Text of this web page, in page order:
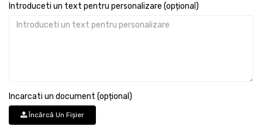
Introduceti un text pentru personalizare (opțional)
Incarcati un document (opțional)
Încărcă Un Fişier